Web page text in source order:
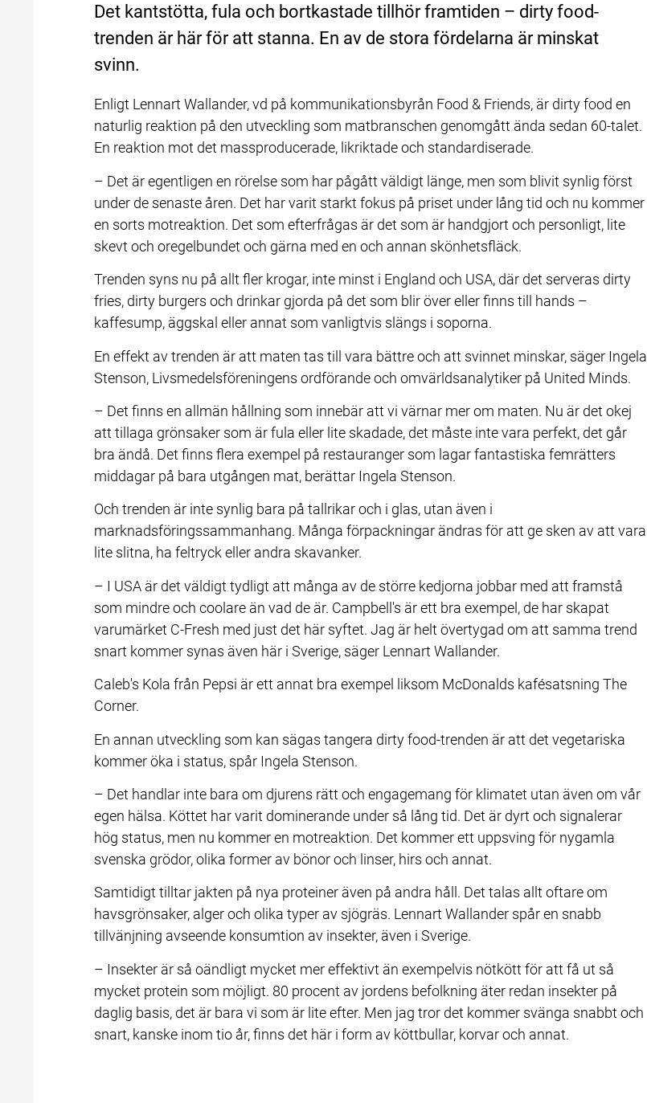
Det kantstötta, fula och bortkastade tillhör framtiden – dirty food-
trenden är här för att stanna. En av de stora fördelarna är minskat
svinn.
Enligt Lennart Wallander, vd på kommunikationsbyrån Food & Friends, är dirty food en
naturlig reaktion på den utveckling som matbranschen genomgått ända sedan 60-talet.
En reaktion mot det massproducerade, likriktade och standardiserade.
– Det är egentligen en rörelse som har pågått väldigt länge, men som blivit synlig först
under de senaste åren. Det har varit starkt fokus på priset under lång tid och nu kommer
en sorts motreaktion. Det som efterfrågas är det som är handgjort och personligt, lite
skevt och oregelbundet och gärna med en och annan skönhetsfläck.
Trenden syns nu på allt fler krogar, inte minst i England och USA, där det serveras dirty
fries, dirty burgers och drinkar gjorda på det som blir över eller finns till hands –
kaffesump, äggskal eller annat som vanligtvis slängs i soporna.
En effekt av trenden är att maten tas till vara bättre och att svinnet minskar, säger Ingela
Stenson, Livsmedelsföreningens ordförande och omvärldsanalytiker på United Minds.
– Det finns en allmän hållning som innebär att vi värnar mer om maten. Nu är det okej
att tillaga grönsaker som är fula eller lite skadade, det måste inte vara perfekt, det går
bra ändå. Det finns flera exempel på restauranger som lagar fantastiska femrätters
middagar på bara utgången mat, berättar Ingela Stenson.
Och trenden är inte synlig bara på tallrikar och i glas, utan även i
marknadsföringssammanhang. Många förpackningar ändras för att ge sken av att vara
lite slitna, ha feltryck eller andra skavanker.
– I USA är det väldigt tydligt att många av de större kedjorna jobbar med att framstå
som mindre och coolare än vad de är. Campbell's är ett bra exempel, de har skapat
varumärket C-Fresh med just det här syftet. Jag är helt övertygad om att samma trend
snart kommer synas även här i Sverige, säger Lennart Wallander.
Caleb's Kola från Pepsi är ett annat bra exempel liksom McDonalds kafésatsning The
Corner.
En annan utveckling som kan sägas tangera dirty food-trenden är att det vegetariska
kommer öka i status, spår Ingela Stenson.
– Det handlar inte bara om djurens rätt och engagemang för klimatet utan även om vår
egen hälsa. Köttet har varit dominerande under så lång tid. Det är dyrt och signalerar
hög status, men nu kommer en motreaktion. Det kommer ett uppsving för nygamla
svenska grödor, olika former av bönor och linser, hirs och annat.
Samtidigt tilltar jakten på nya proteiner även på andra håll. Det talas allt oftare om
havsgrönsaker, alger och olika typer av sjögräs. Lennart Wallander spår en snabb
tillvänjning avseende konsumtion av insekter, även i Sverige.
– Insekter är så oändligt mycket mer effektivt än exempelvis nötkött för att få ut så
mycket protein som möjligt. 80 procent av jordens befolkning äter redan insekter på
daglig basis, det är bara vi som är lite efter. Men jag tror det kommer svänga snabbt och
snart, kanske inom tio år, finns det här i form av köttbullar, korvar och annat.